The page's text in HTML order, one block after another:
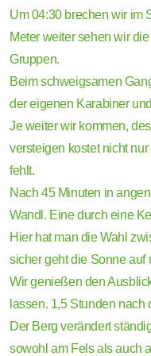
Um 04:30 brechen wir im
Meter weiter sehen wir
Gruppen.
Beim schweigsamen
der eigenen Karabiner
Je weiter wir kommen,
versteigen kostet nicht
fehlt.
Nach 45 Minuten in
Wandl. Eine durch eine
Hier hat man die Wahl
sicher geht die Sonne auf
Wir genießen den
lassen. 1,5 Stunden
Der Berg verändert
sowohl am Fels als auch